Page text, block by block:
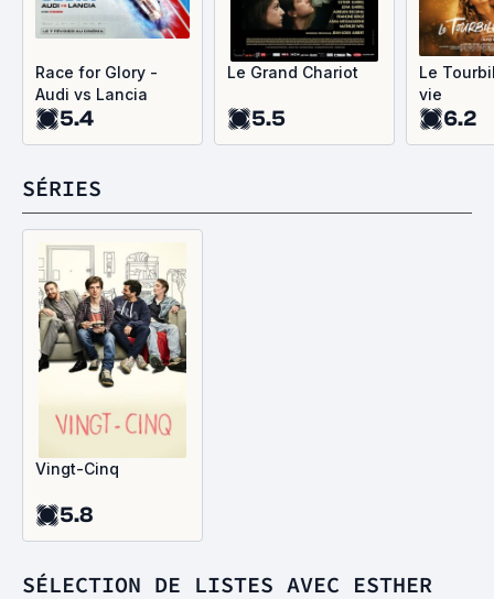
Race for Glory -
Audi vs Lancia
5.4
Le Grand Chariot
5.5
Le
vie
6.2
SÉRIES
Vingt-Cinq
5.8
SÉLECTION DE LISTES AVEC ESTHER